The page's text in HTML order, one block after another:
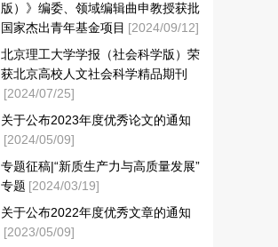
版）》编委、领域编辑曲申教授获批
国家杰出青年基金项目 [2024/09/12]
北京理工大学学报（社会科学版）荣
获北京高校人文社会科学精品期刊
[2024/07/25]
关于公布2023年度优秀论文的通知
[2024/05/09]
专题征稿|“新质生产力与高质量发展”
专题 [2024/03/19]
关于公布2022年度优秀文章的通知
[2023/05/09]